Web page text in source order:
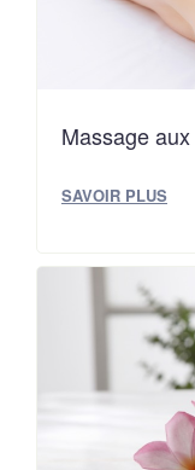
Massage
SAVOIR PLUS